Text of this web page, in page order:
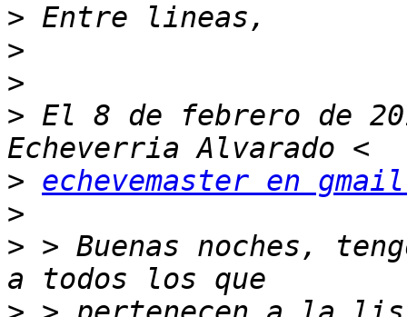
>
>
>
> El 8 de febrero de
> echevemaster en
>
> > Buenas noches,